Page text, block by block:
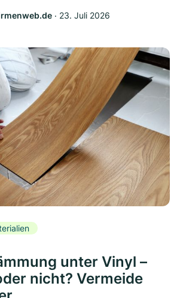
‧ 23. Juli 2026
unter Vinyl –
nicht? Vermeide